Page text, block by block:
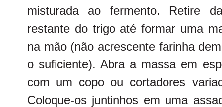
misturada ao fermento. Retire
restante do trigo até formar uma
na mão (não acrescente farinha
o suficiente). Abra a massa em
com um copo ou cortadores
Coloque-os juntinhos em uma